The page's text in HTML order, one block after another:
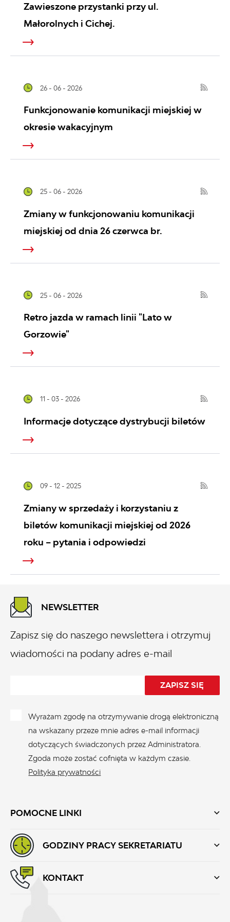
Zawieszone przystanki przy ul.
Małorolnych i Cichej.
26 - 06 - 2026
Funkcjonowanie komunikacji miejskiej w
okresie wakacyjnym
25 - 06 - 2026
Zmiany w funkcjonowaniu komunikacji
miejskiej od dnia 26 czerwca br.
25 - 06 - 2026
Retro jazda w ramach linii "Lato w
Gorzowie"
11 - 03 - 2026
Informacje dotyczące dystrybucji biletów
09 - 12 - 2025
Zmiany w sprzedaży i korzystaniu z
biletów komunikacji miejskiej od 2026
roku – pytania i odpowiedzi
POMOCNE LINKI
NEWSLETTER
Zapisz się do naszego newslettera i otrzymuj
wiadomości na podany adres e-mail
Wyrażam zgodę na otrzymywanie drogą elektroniczną
na wskazany przeze mnie adres e-mail informacji
dotyczących świadczonych przez Administratora.
Zgoda może zostać cofnięta w każdym czasie.
Polityka prywatności
GODZINY PRACY SEKRETARIATU
KONTAKT